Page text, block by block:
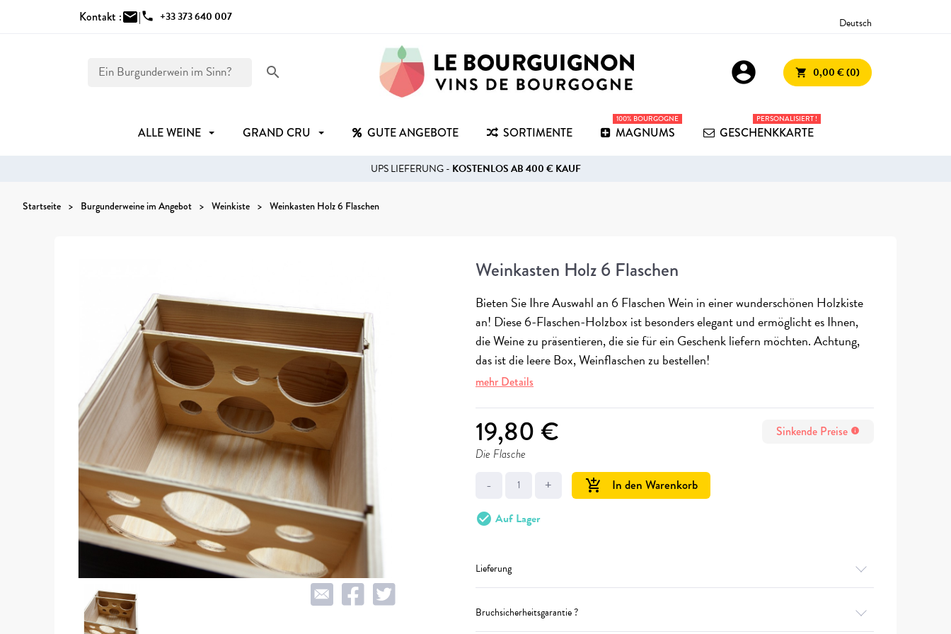
Kontakt :mail|phone +33 373 640 007 Deutsch
search account_circle shopping_cart 0,00 € (0)
ALLE WEINE GRAND CRU GUTE ANGEBOTE SORTIMENTE MAGNUMS
100% BOURGOGNE
GESCHENKKARTE
PERSONALISIERT !
UPS LIEFERUNG - KOSTENLOS AB 400 € KAUF
Startseite Burgunderweine im Angebot Weinkiste Weinkasten Holz 6 Flaschen
Weinkasten Holz 6 Flaschen
Bieten Sie Ihre Auswahl an 6 Flaschen Wein in einer wunderschönen Holzkiste
an! Diese 6-Flaschen-Holzbox ist besonders elegant und ermöglicht es Ihnen,
die Weine zu präsentieren, die sie für ein Geschenk liefern möchten. Achtung,
das ist die leere Box, Weinflaschen zu bestellen!
mehr Details
19,80 € Sinkende Preise info
Die Flasche
- + add_shopping_cart In den Warenkorb
check_circle Auf Lager
Lieferung
Bruchsicherheitsgarantie ?